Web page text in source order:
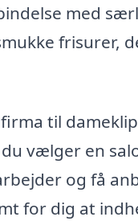
med
frisurer,
til
vælger en
og få
for dig at